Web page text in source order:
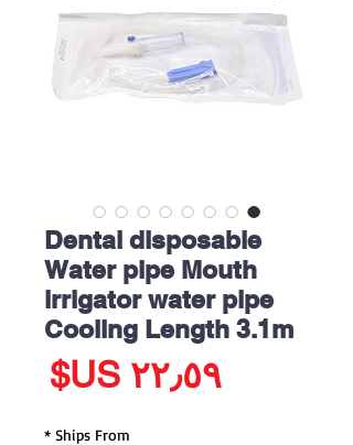
Dental disposable
Water pipe Mouth
irrigator water pipe
Cooling Length 3.1m
Ships From
*